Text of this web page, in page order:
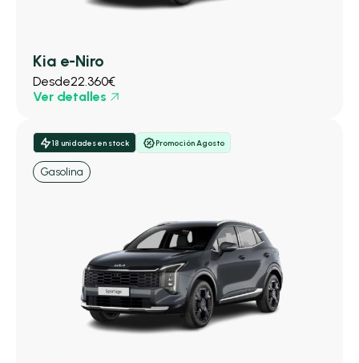
Kia e-Niro
Desde22.360€
Ver detalles
18 unidades en stock Promoción Agosto
Gasolina